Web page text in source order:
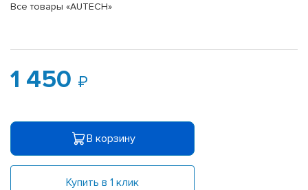
Все товары «AUTECH»
1 450
В корзину
Купить в 1 клик